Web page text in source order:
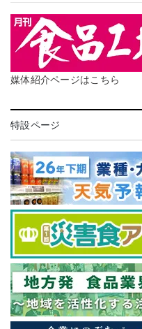
媒体紹介ページはこちら
特設ページ